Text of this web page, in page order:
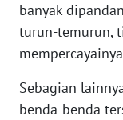
banyak
turun-temurun,
Sebagian
benda-benda
WN
WN
MALUKU